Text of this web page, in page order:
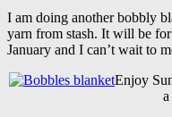
I am doing another bobbly
yarn from stash. It will be
January and I can’t wait to
Enjoy